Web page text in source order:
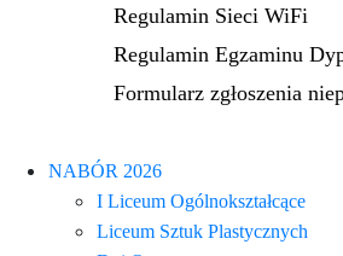
Regulamin Sieci WiFi
Regulamin Egzaminu
Formularz zgłoszenia
NABÓR 2026
I Liceum Ogólnokształcące
Liceum Sztuk Plastycznych